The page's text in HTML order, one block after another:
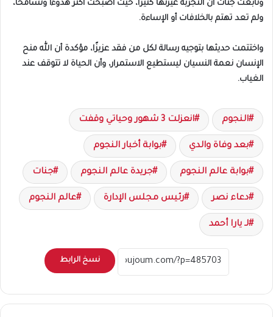
وتابعت جنات أن التجربة غيرتها كثيرًا، حيث أصبحت أكثر هدوءًا وتسامحًا،
ولم تعد تهتم بالخلافات أو الإساءة.
واختتمت حديثها بتوجيه رسالة لكل من فقد عزيزًا، مؤكدة أن الله منح
الإنسان نعمة النسيان ليستطيع الاستمرار، وأن الحياة لا تتوقف عند
الغياب.
النجوم انعزلت 3 شهور وحياتي وقفت
بعد وفاة والدي بوابة أخبار النجوم
بوابة عالم النجوم جريدة عالم النجوم جنات
دعاء نصر رئيس مجلس الإدارة عالم النجوم
لـ يارا أحمد
نسخ الرابط